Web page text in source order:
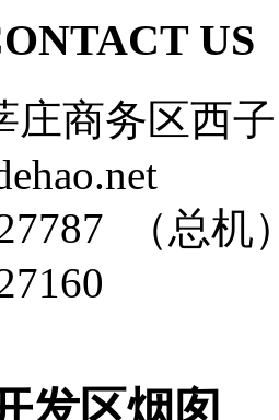
US
商务区西
（总机